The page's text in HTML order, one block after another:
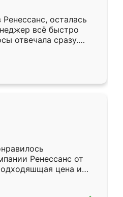
только здесь.
осталась
всё быстро
отвечала сразу.
подошёл к
Собрали
аккуратно, даже
Ренессанс от
цена и
Приехавший
Владислав